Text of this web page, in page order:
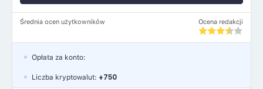
Średnia ocen użytkowników Ocena redakcji
Opłata za konto:
Liczba kryptowalut: +750